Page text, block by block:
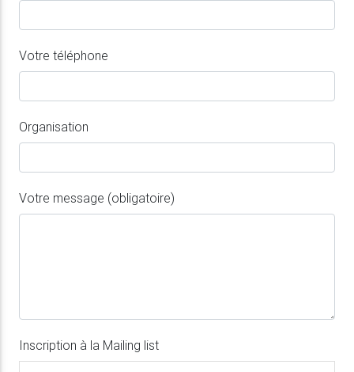
Votre téléphone
Organisation
Votre message (obligatoire)
Inscription à la Mailing list